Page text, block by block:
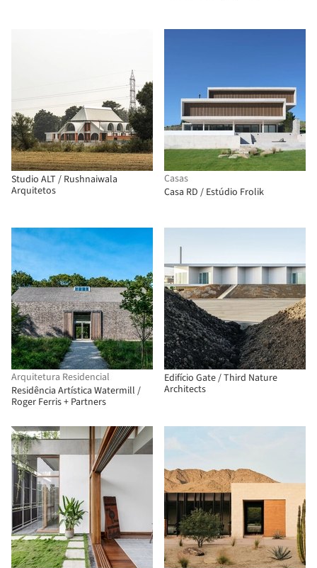
Studio ALT / Rushnaiwala
Arquitetos
Casas
Casa RD / Estúdio Frolik
Arquitetura Residencial
Residência Artística Watermill /
Roger Ferris + Partners
Edifício Gate / Third Nature
Architects